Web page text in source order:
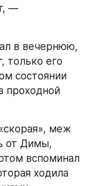
—
в вечернюю,
только его
состоянии
проходной
меж
от Димы,
вспоминал
ходила